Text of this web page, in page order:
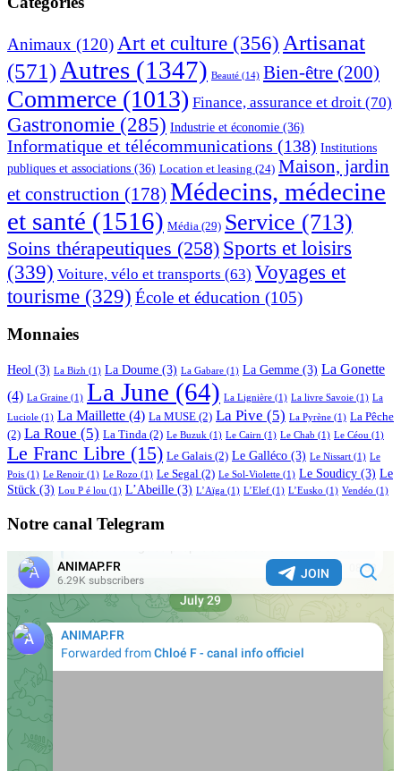
principale
site
Animaux (120) Art et culture (356) Artisanat
(571) Autres (1347) Beauté (14) Bien-être (200)
Commerce (1013) Finance, assurance et droit (70)
Gastronomie (285) Industrie et économie (36)
Informatique et télécommunications (138) Institutions
publiques et associations (36) Location et leasing (24) Maison, jardin
et construction (178) Médecins, médecine
et santé (1516) Média (29) Service (713)
Soins thérapeutiques (258) Sports et loisirs
(339) Voiture, vélo et transports (63) Voyages et
tourisme (329) École et éducation (105)
Monnaies
Heol (3) La Bizh (1) La Doume (3) La Gabare (1) La Gemme (3) La Gonette
(4) La Graine (1) La June (64) La Lignière (1) La livre Savoie (1) La
Luciole (1) La Maillette (4) La MUSE (2) La Pive (5) La Pyrène (1) La Pêche
(2) La Roue (5) La Tinda (2) Le Buzuk (1) Le Cairn (1) Le Chab (1) Le Céou (1)
Le Franc Libre (15) Le Galais (2) Le Galléco (3) Le Nissart (1) Le
Pois (1) Le Renoir (1) Le Rozo (1) Le Segal (2) Le Sol-Violette (1) Le Soudicy (3) Le
Stück (3) Lou P é lou (1) L’Abeille (3) L’Aïga (1) L’Elef (1) L’Eusko (1) Vendéo (1)
Notre canal Telegram